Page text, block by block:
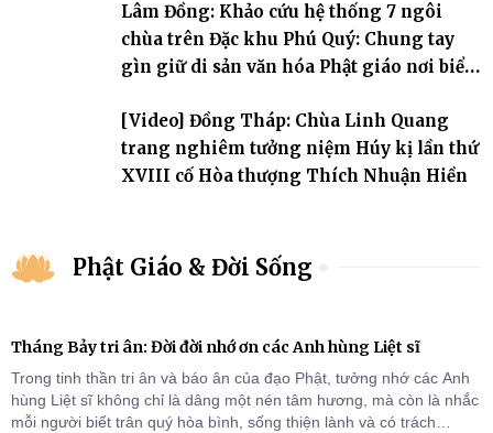
Lâm Đồng: Khảo cứu hệ thống 7 ngôi
chùa trên Đặc khu Phú Quý: Chung tay
gìn giữ di sản văn hóa Phật giáo nơi biển
[Video] Đồng Tháp: Chùa Linh Quang
trang nghiêm tưởng niệm Húy kị lần thứ
XVIII cố Hòa thượng Thích Nhuận Hiền
Phật Giáo & Đời Sống
Tháng Bảy tri ân: Đời đời nhớ ơn các Anh hùng Liệt sĩ
Trong tinh thần tri ân và báo ân của đạo Phật, tưởng nhớ các Anh
hùng Liệt sĩ không chỉ là dâng một nén tâm hương, mà còn là nhắc
mỗi người biết trân quý hòa bình, sống thiện lành và có trách